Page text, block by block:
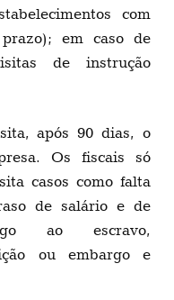
com
em caso de
de instrução
após 90 dias, o
Os fiscais só
casos como falta
de salário e de
ao escravo,
ou embargo e